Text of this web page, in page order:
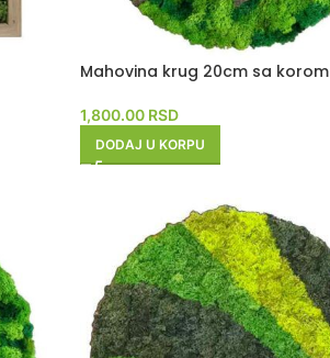
Mahovina krug 20cm sa korom
1,800.00 RSD
DODAJ U KORPU